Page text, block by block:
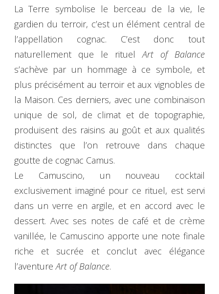
La Terre symbolise le berceau de la vie, le
gardien du terroir, c’est un élément central de
l’appellation cognac. C’est donc tout
naturellement que le rituelArt of Balance
s’achève par un hommage à ce symbole, et
plus précisément au terroir et aux vignobles de
la Maison. Ces derniers, avec une combinaison
unique de sol, de climat et de topographie,
produisent des raisins au goût et aux qualités
distinctes que l’on retrouve dans chaque
goutte de cognac Camus.
Le Camuscino, un nouveau cocktail
exclusivement imaginé pour ce rituel, est servi
dans un verre en argile, et en accord avec le
dessert. Avec ses notes de café et de crème
vanillée, le Camuscino apporte une note finale
riche et sucrée et conclut avec élégance
l’aventureArt of Balance.